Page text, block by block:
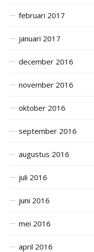
februari 2017
januari 2017
december 2016
november 2016
oktober 2016
september 2016
augustus 2016
juli 2016
juni 2016
mei 2016
april 2016